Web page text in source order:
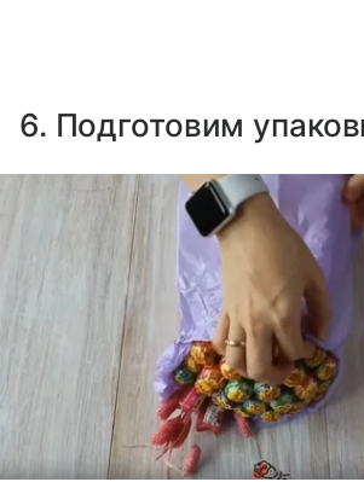
6. Подготовим